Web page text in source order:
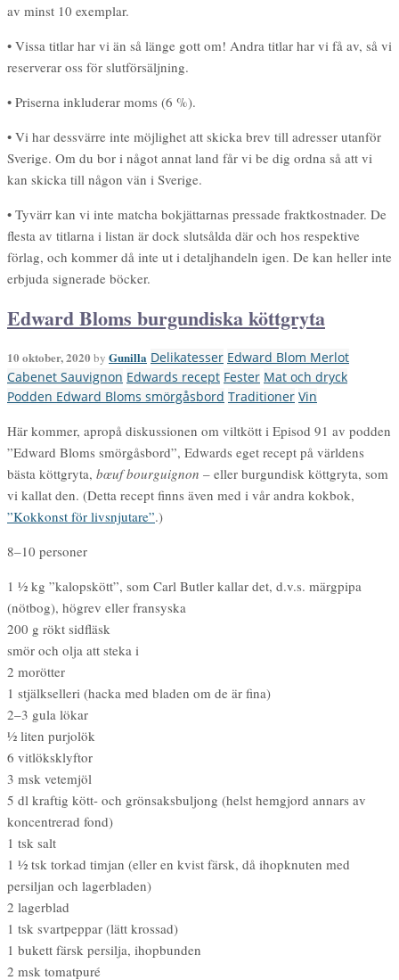
av minst 10 exemplar.
• Vissa titlar har vi än så länge gott om! Andra titlar har vi få av, så vi
reserverar oss för slutförsäljning.
• Priserna inkluderar moms (6 %).
• Vi har dessvärre inte möjlighet att skicka brev till adresser utanför
Sverige. Om du bor i något annat land får vi be dig ordna så att vi
kan skicka till någon vän i Sverige.
• Tyvärr kan vi inte matcha bokjättarnas pressade fraktkostnader. De
flesta av titlarna i listan är dock slutsålda där och hos respektive
förlag, och kommer då inte ut i detaljhandeln igen. De kan heller inte
erbjuda signerade böcker.
Edward Bloms burgundiska köttgryta
10 oktober, 2020 by Gunilla Delikatesser Edward Blom Merlot
Cabenet Sauvignon Edwards recept Fester Mat och dryck
Podden Edward Bloms smörgåsbord Traditioner Vin
Här kommer, apropå diskussionen om viltkött i Episod 91 av podden
”Edward Bloms smörgåsbord”, Edwards eget recept på världens
bästa köttgryta, bœuf bourguignon – eller burgundisk köttgryta, som
vi kallat den. (Detta recept finns även med i vår andra kokbok,
”Kokkonst för livsnjutare”.)
8–10 personer
1 1⁄2 kg ”kalopskött”, som Carl Butler kallar det, d.v.s. märgpipa
(nötbog), högrev eller fransyska
200 g rökt sidfläsk
smör och olja att steka i
2 morötter
1 stjälkselleri (hacka med bladen om de är fina)
2–3 gula lökar
1⁄2 liten purjolök
6 vitlöksklyftor
3 msk vetemjöl
5 dl kraftig kött- och grönsaksbuljong (helst hemgjord annars av
koncentrerad fond)
1 tsk salt
1 1⁄2 tsk torkad timjan (eller en kvist färsk, då ihopknuten med
persiljan och lagerbladen)
2 lagerblad
1 tsk svartpeppar (lätt krossad)
1 bukett färsk persilja, ihopbunden
2 msk tomatpuré